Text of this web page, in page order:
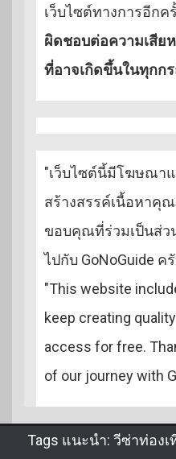
เว็บไซต์ทางการอีกค
ผิดชอบต่อความเสีย
ที่อาจเกิดขึ้นในทุกก
"เว็บไซต์นี้มีโฆษณาแ
สร้างสรรค์เนื้อหาคุ
ขอบคุณที่ร่วมเป็นส่ว
ไปกับ GoNoGuide ค
"This website
keep creating
access for free.
of our journey with
Tags แนะนำ: วีซ่าท่องเ